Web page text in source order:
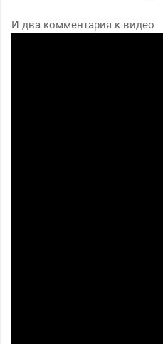
И два комментария к видео